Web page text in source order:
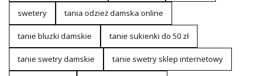
swetery tania odzież damska online
tanie bluzki damskie tanie sukienki do 50 zł
tanie swetry damskie tanie swetry sklep internetowy